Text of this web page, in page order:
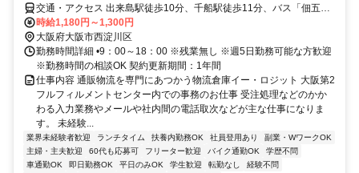
交通・アクセス 出来島駅徒歩10分、千船駅徒歩11分、バス「佃五丁
目」駅4分
時給1,180円～1,300円
大阪府大阪市西淀川区
勤務時間詳細 •9：00～18：00 ※残業無し ※週5日勤務可能な方歓迎
※勤務時間の相談OK 契約更新期間：1年間
仕事内容 通販物流を専門にあつかう物流倉庫イー・ロジット 大阪第2
フルフィルメントセンター内での事務のお仕事 受注処理などのかか
わる入力業務やメールや社内間の電話取次などが主な仕事になりま
す。 未経験...
業界未経験者歓迎 ランチタイム 扶養内勤務OK 社員登用あり
副業・WワークOK
主婦・主夫歓迎
60代も応募可 フリーター歓迎 バイク通勤OK
学歴不問
車通勤OK
即日勤務OK 平日のみOK 学生歓迎 転勤なし
経験不問